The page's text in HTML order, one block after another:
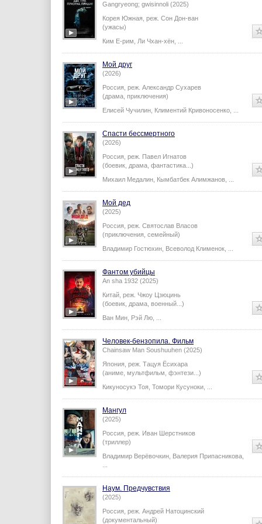
Gangryeong; gwisinnoli (2025)
Корея Южная, реж. Сон Дон-ван
(ужасы)
Ким Е-рим
Ли Чхан-хён
Мой друг
(2026)
Россия, реж. Александр Сухарев
(драма, приключения)
Елисей Чучилин Климентий Кривоносенко
Спасти бессмертного
(2026)
Россия, реж. Павел Игнатов
(боевик, драма, фантастика...)
Михаил Медалин Кымбатбек Алимжанов
Мой дед
(2025)
Россия, реж. Святослав Власов
(приключения, семейный)
Владимир Гостюхин Всеволод Клименок
Фантом убийцы
An sha 1932 (2025)
Китай, реж. Чжоу Цзюцинь
(боевик, драма, военный...)
Ван Мин Рэй Лю
Человек-бензопила. Фильм
Chainsaw Man Soushuuhen (2025)
Япония, реж. Тацуя Ёсихара
(аниме, мультфильм, фэнтези...)
Кикуносукэ Тоя Томори Кусуноки
Мангул
(2025)
Россия, реж. Иван Шерстников
(триллер)
Владимир Верёвочкин Валерия Припасникова
Наум. Предчувствия
(2025)
Россия, реж. Андрей Натоцинский
(документальный)